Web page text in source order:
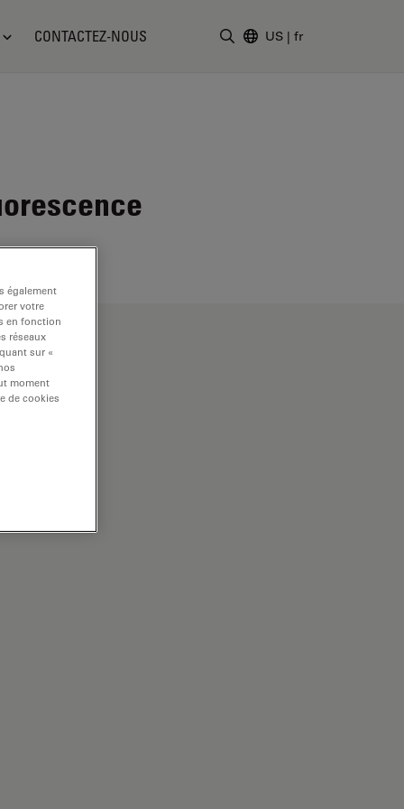
CONTACTEZ-NOUS US | fr
également
votre
en fonction
réseaux
sur «
moment
de cookies